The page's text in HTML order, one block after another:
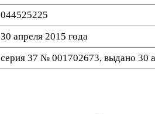
044525225
30 апреля 2015 года
серия 37 № 001702673, выдано 30